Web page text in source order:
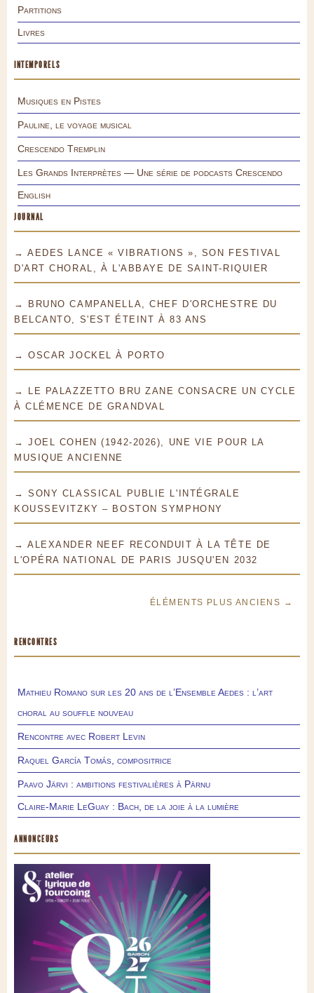
Partitions
Livres
INTEMPORELS
Musiques en Pistes
Pauline, le voyage musical
Crescendo Tremplin
Les Grands Interprètes — Une série de podcasts Crescendo
English
JOURNAL
→ AEDES LANCE « VIBRATIONS », SON FESTIVAL
D'ART CHORAL, À L'ABBAYE DE SAINT-RIQUIER
→ BRUNO CAMPANELLA, CHEF D'ORCHESTRE DU
BELCANTO, S'EST ÉTEINT À 83 ANS
→ OSCAR JOCKEL À PORTO
→ LE PALAZZETTO BRU ZANE CONSACRE UN CYCLE
À CLÉMENCE DE GRANDVAL
→ JOEL COHEN (1942-2026), UNE VIE POUR LA
MUSIQUE ANCIENNE
→ SONY CLASSICAL PUBLIE L'INTÉGRALE
KOUSSEVITZKY – BOSTON SYMPHONY
→ ALEXANDER NEEF RECONDUIT À LA TÊTE DE
L'OPÉRA NATIONAL DE PARIS JUSQU'EN 2032
ÉLÉMENTS PLUS ANCIENS →
RENCONTRES
Mathieu Romano sur les 20 ans de l’Ensemble Aedes : l’art
choral au souffle nouveau
Rencontre avec Robert Levin
Raquel García Tomás, compositrice
Paavo Järvi : ambitions festivalières à Pärnu
Claire-Marie LeGuay : Bach, de la joie à la lumière
ANNONCEURS